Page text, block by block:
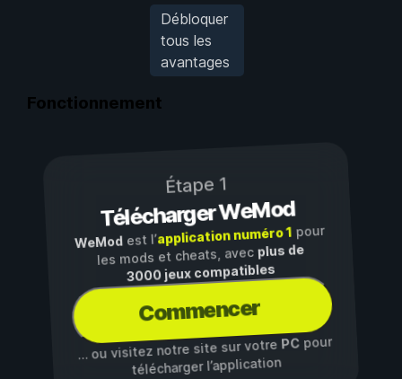
Débloquer
tous les
avantages
Fonctionnement
Étape 1
Télécharger WeMod
WeModest l’application numéro 1pour
les mods et cheats, avec plus de
3000 jeux compatibles
Commencer
… ou visitez notre site sur votre PCpour
télécharger l’application